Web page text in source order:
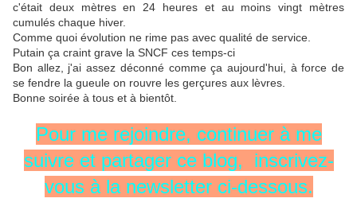
c'était deux mètres en 24 heures et au moins vingt mètres
cumulés chaque hiver.
Comme quoi évolution ne rime pas avec qualité de service.
Putain ça craint grave la SNCF ces temps-ci
Bon allez, j'ai assez déconné comme ça aujourd'hui, à force de
se fendre la gueule on rouvre les gerçures aux lèvres.
Bonne soirée à tous et à bientôt.
Pour me rejoindre, continuer à me
suivre et partager ce blog, inscrivez-
vous à la newsletter ci-dessous.